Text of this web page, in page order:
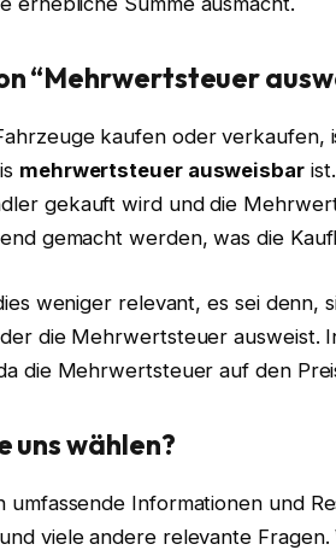
“Mehrwertsteuer
kaufen oder verkaufen,
mehrwertsteuer ausweisbarist.
gekauft wird und die
gemacht werden, was die
weniger relevant, es sei denn,
die Mehrwertsteuer ausweist.
die Mehrwertsteuer auf den
uns wählen?
Informationen und
viele andere relevante Fragen.